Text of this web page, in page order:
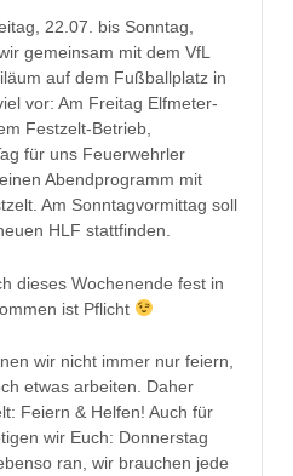
22.07. bis Sonntag,
gemeinsam mit dem VfL
auf dem Fußballplatz in
vor: Am Freitag Elfmeter-
Festzelt-Betrieb,
für uns Feuerwehrler
Abendprogramm mit
Am Sonntagvormittag soll
HLF stattfinden.
dieses Wochenende fest in
ist Pflicht
wir nicht immer nur feiern,
etwas arbeiten. Daher
Feiern & Helfen! Auch für
wir Euch: Donnerstag
ran, wir brauchen jede